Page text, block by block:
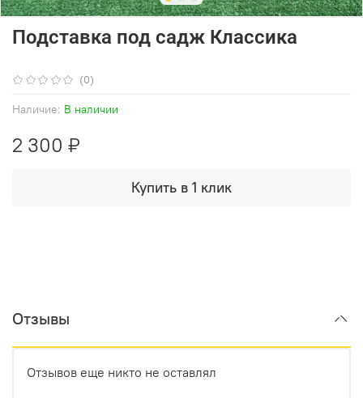
(0)
Наличие: В наличии
Подставка под садж Классика
2 300 ₽
Купить в 1 клик
Отзывы
Отзывов еще никто не оставлял